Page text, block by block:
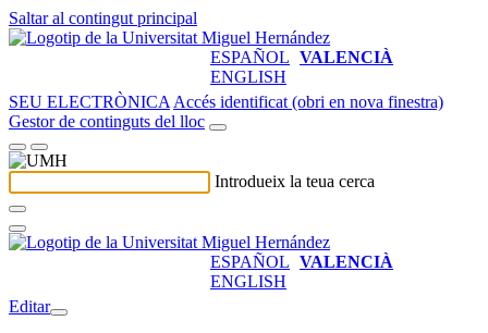
Saltar al contingut principal
ESPAÑOL VALENCIÀ
ENGLISH
SEU ELECTRÒNICA Accés identificat (obri en nova finestra)
Gestor de continguts del lloc
Introdueix la teua cerca
ESPAÑOL VALENCIÀ
ENGLISH
Editar